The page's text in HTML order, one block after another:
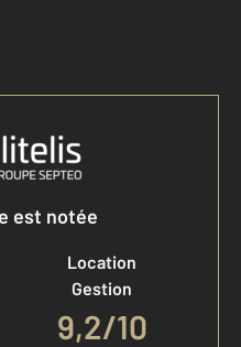
compte
est notée
Location
Gestion
9,2/10